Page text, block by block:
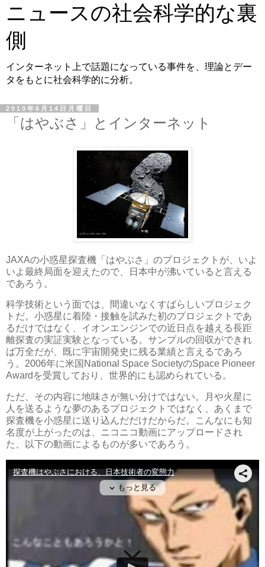
ニュースの社会科学的な裏
側
インターネット上で話題になっている事件を、理論とデー
タをもとに社会科学的に分析。
2010年6月14日月曜日
「はやぶさ」とインターネット
JAXAの小惑星探査機「はやぶさ」のプロジェクトが、いよ
いよ最終局面を迎えたので、日本中が沸いていると言える
であろう。
科学技術という面では、間違いなくすばらしいプロジェク
トだ。小惑星に着陸・接触を試みた初のプロジェクトであ
るだけではなく、イオンエンジンでの近日点を越える長距
離探査の実証実験となっている。サンプルの回収ができれ
ば万全だが、既に宇宙開発史に残る業績と言えるであろ
う。2006年に米国National Space SocietyのSpace Pioneer
Awardを受賞しており、世界的にも認められている。
ただ、その内容に地味さが無い分けではない。月や火星に
人を送るような夢のあるプロジェクトではなく、あくまで
探査機を小惑星に送り込んだだけだからだ。こんなにも知
名度が上がったのは、ニコニコ動画にアップロードされ
た、以下の動画によるものが多いであろう。